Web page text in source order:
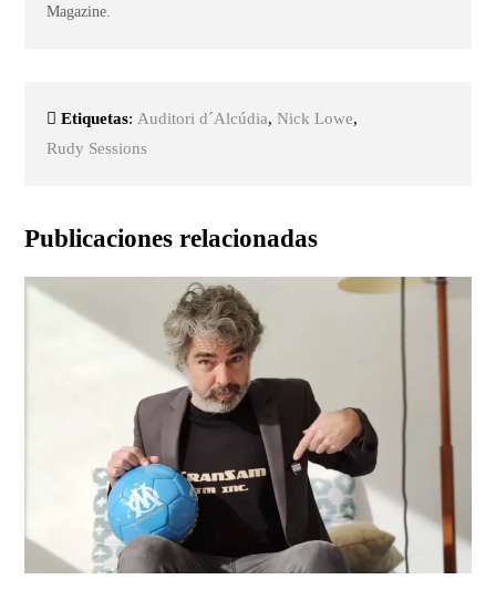
Magazine.
Etiquetas: Auditori d´Alcúdia,Nick Lowe,
Rudy Sessions
Publicaciones relacionadas